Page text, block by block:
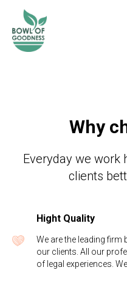
Why
Everyday we work
clients
Hight Quality
We are the leading firm
our clients. All our
of legal experiences.